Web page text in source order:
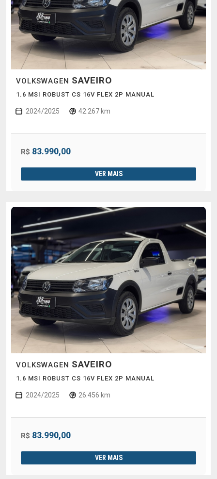
VOLKSWAGEN SAVEIRO
1.6 MSI ROBUST CS 16V FLEX 2P MANUAL
2024/2025 42.267 km
R$ 83.990,00
VER MAIS
VOLKSWAGEN SAVEIRO
1.6 MSI ROBUST CS 16V FLEX 2P MANUAL
2024/2025 26.456 km
R$ 83.990,00
VER MAIS